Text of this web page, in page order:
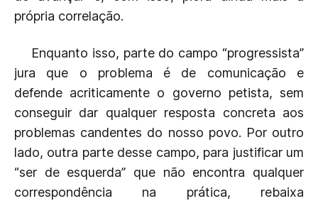
própria correlação.
Enquanto isso, parte do campo “progressista”
jura que o problema é de comunicação e
defende acriticamente o governo petista, sem
conseguir dar qualquer resposta concreta aos
problemas candentes do nosso povo. Por outro
lado, outra parte desse campo, para justificar um
“ser de esquerda” que não encontra qualquer
correspondência na prática, rebaixa